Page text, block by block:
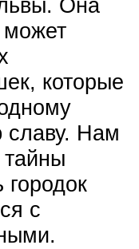
Она
может
которые
славу. Нам
тайны
городок
с